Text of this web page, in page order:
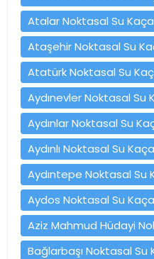
Atalar Noktasal Su
Ataşehir Noktasal Su
Atatürk Noktasal Su
Aydınevler Noktasal Su
Aydınlar Noktasal Su
Aydınlı Noktasal Su
Aydıntepe Noktasal Su
Aydos Noktasal Su
Aziz Mahmud Hüdayi
Bağlarbaşı Noktasal Su